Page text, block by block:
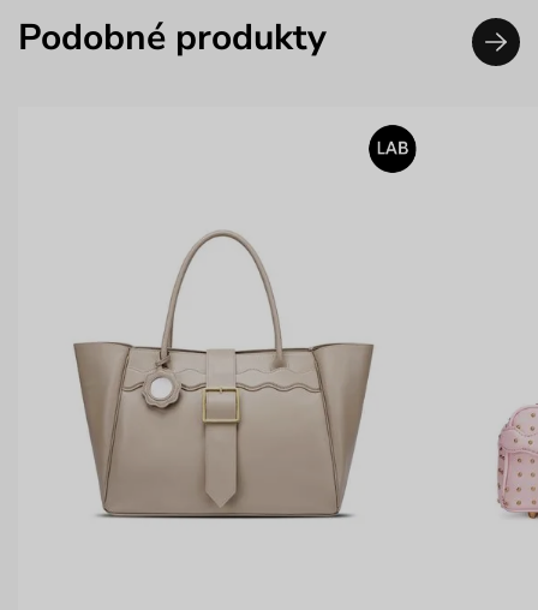
Podobné produkty